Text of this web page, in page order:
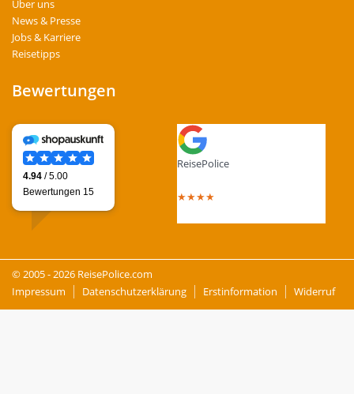
Über uns
News & Presse
Jobs & Karriere
Reisetipps
Bewertungen
ReisePolice
★★★★
© 2005 - 2026 ReisePolice.com
Impressum
Datenschutzerklärung Erstinformation Widerruf